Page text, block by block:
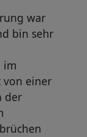
war
bin sehr
im
von einer
der